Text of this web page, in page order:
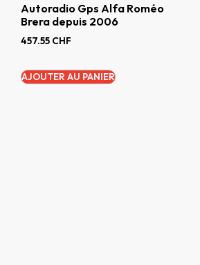
Autoradio Gps Alfa Roméo
Brera depuis 2006
457.55 CHF
AJOUTER AU PANIER